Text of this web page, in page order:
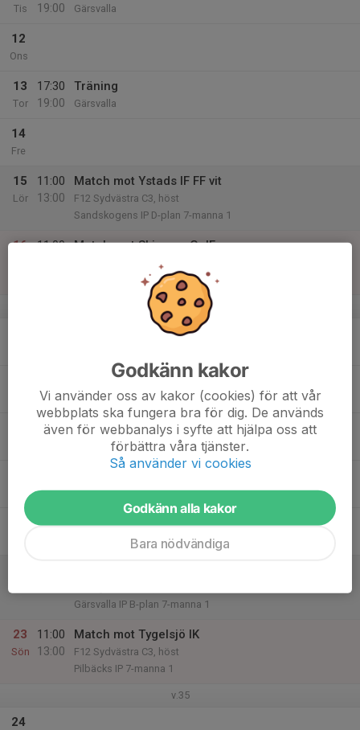
Tis
19:00
Gärsvalla
12
Ons
13
Tor
17:30
19:00
Träning
Gärsvalla
14
Fre
15
Lör
11:00
13:00
Match mot Ystads IF FF vit
F12 Sydvästra C3, höst
Sandskogens IP D-plan 7-manna 1
16
11:00
Match mot Skivarps GoIF
F12 Sydvästra C3, höst
Gärsvalla IP B-plan 7-manna 1
v.34
19:00
Träning
Gärsvalla
19:00
Gärsvalla
Gärsvalla IP B-plan 7-manna 1
23
Sön
11:00
13:00
Match mot Tygelsjö IK
F12 Sydvästra C3, höst
Pilbäcks IP 7-manna 1
v.35
24
Godkänn kakor
Vi använder oss av kakor (cookies) för att vår
webbplats ska fungera bra för dig. De används
även för webbanalys i syfte att hjälpa oss att
förbättra våra tjänster.
Så använder vi cookies
Godkänn alla kakor
Bara nödvändiga